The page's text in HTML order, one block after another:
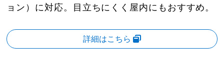
ョン）に対応。目立ちにくく屋内にもおすすめ。
詳細はこちら